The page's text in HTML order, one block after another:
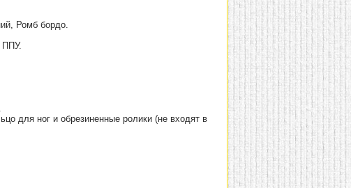
Ромб бордо.
ППУ.
для ног и обрезиненные ролики (не входят в